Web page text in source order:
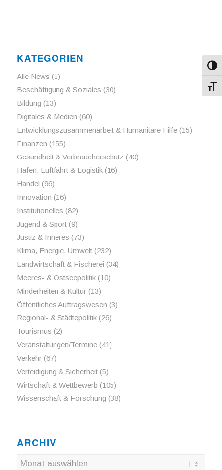
KATEGORIEN
Alle News (1)
Beschäftigung & Soziales (30)
Bildung (13)
Digitales & Medien (60)
Entwicklungszusammenarbeit & Humanitäre Hilfe(15)
Finanzen (155)
Gesundheit & Verbraucherschutz (40)
Hafen, Luftfahrt & Logistik(16)
Handel (96)
Innovation (16)
Institutionelles (82)
Jugend & Sport(9)
Justiz & Inneres (73)
Klima, Energie, Umwelt(232)
Landwirtschaft & Fischerei (34)
Meeres- & Ostseepolitik(10)
Minderheiten & Kultur(13)
Öffentliches Auftragswesen (3)
Regional- & Städtepolitik(26)
Tourismus (2)
Veranstaltungen/Termine(41)
Verkehr(67)
Verteidigung & Sicherheit(5)
Wirtschaft & Wettbewerb (105)
Wissenschaft & Forschung (38)
ARCHIV